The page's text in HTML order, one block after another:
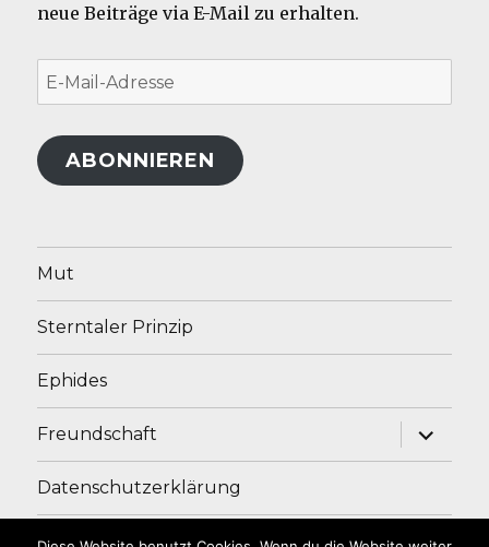
neue Beiträge via E-Mail zu erhalten.
E-
Mail-
Adresse
ABONNIEREN
Mut
Sterntaler Prinzip
Ephides
Freundschaft
Datenschutzerklärung
Impressum